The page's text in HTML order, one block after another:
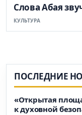
Слова Абая
КУЛЬТУРА
ПОСЛЕДНИЕ
«Открытая
к духовной